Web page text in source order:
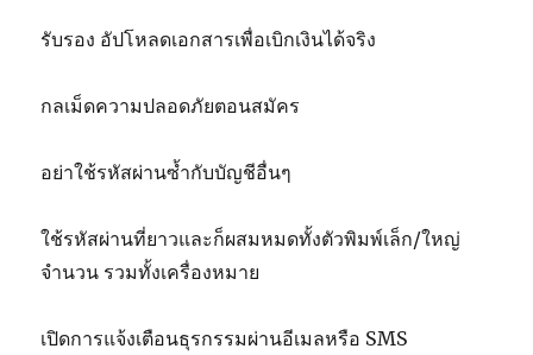
รับรอง อัปโหลดเอกสารเพื่อเบิกเงินได้จริง
กลเม็ดความปลอดภัยตอนสมัคร
อย่าใช้รหัสผ่านซ้ำกับบัญชีอื่นๆ
ใช้รหัสผ่านที่ยาวและก็ผสมหมดทั้งตัวพิมพ์เล็ก/ใหญ่
จำนวน รวมทั้งเครื่องหมาย
เปิดการแจ้งเตือนธุรกรรมผ่านอีเมลหรือ SMS